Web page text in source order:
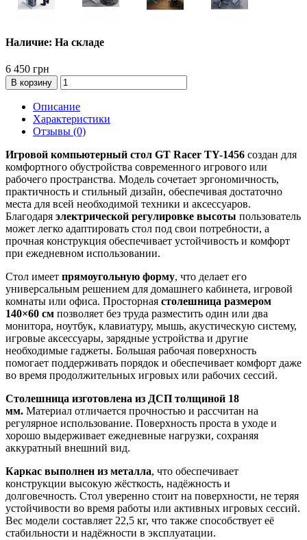
Наличие: На складе
6 450 грн
В корзину
Описание
Характеристики
Отзывы (0)
Игровой компьютерный стол GT Racer TY-1456 создан для
комфортного обустройства современного игрового или
рабочего пространства. Модель сочетает эргономичность,
практичность и стильный дизайн, обеспечивая достаточно
места для всей необходимой техники и аксессуаров.
Благодаря электрической регулировке высоты пользователь
может легко адаптировать стол под свои потребности, а
прочная конструкция обеспечивает устойчивость и комфорт
при ежедневном использовании.
Стол имеет прямоугольную форму, что делает его
универсальным решением для домашнего кабинета, игровой
комнаты или офиса. Просторная столешница размером
140×60 см позволяет без труда разместить один или два
монитора, ноутбук, клавиатуру, мышь, акустическую систему,
игровые аксессуары, зарядные устройства и другие
необходимые гаджеты. Большая рабочая поверхность
помогает поддерживать порядок и обеспечивает комфорт даже
во время продолжительных игровых или рабочих сессий.
Столешница изготовлена из ДСП толщиной 18
мм. Материал отличается прочностью и рассчитан на
регулярное использование. Поверхность проста в уходе и
хорошо выдерживает ежедневные нагрузки, сохраняя
аккуратный внешний вид.
Каркас выполнен из металла, что обеспечивает
конструкции высокую жёсткость, надёжность и
долговечность. Стол уверенно стоит на поверхности, не теряя
устойчивости во время работы или активных игровых сессий.
Вес модели составляет 22,5 кг, что также способствует её
стабильности и надёжности в эксплуатации.